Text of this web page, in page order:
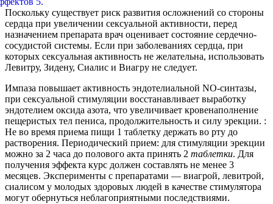
Поскольку существует риск развития осложнений со стороны
сердца при увеличении сексуальной активности, перед
назначением препарата врач оценивает состояние сердечно-
сосудистой системы. Если при заболеваниях сердца, при
которых сексуальная активность не желательна, использовать
Левитру, Зидену, Сиалис и Виагру не следует.
Импаза повышает активность эндотелиальной NO-синтазы,
при сексуальной стимуляции восстанавливает выработку
эндотелием оксида азота, что увеличивает кровенаполнение
пещеристых тел пениса, продолжительность и силу эрекции. :
Не во время приема пищи 1 таблетку держать во рту до
растворения. Периодический прием: для стимуляции эрекции
можно за 2 часа до полового акта принять 2 таблетки. Для
получения эффекта курс должен составлять не менее 3
месяцев. Эксперименты с препаратами — виагрой, левитрой,
сиалисом у молодых здоровых людей в качестве стимулятора
могут обернуться неблагоприятными последствиями.